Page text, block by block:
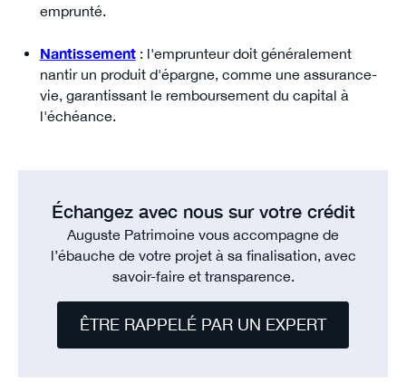
emprunté.
Nantissement: l'emprunteur doit généralement
nantir un produit d'épargne, comme une assurance-
vie, garantissant le remboursement du capital à
l'échéance.
Échangez avec nous sur votre crédit
Auguste Patrimoine vous accompagne de
l’ébauche de votre projet à sa finalisation, avec
savoir-faire et transparence.
ÊTRE RAPPELÉ PAR UN EXPERT